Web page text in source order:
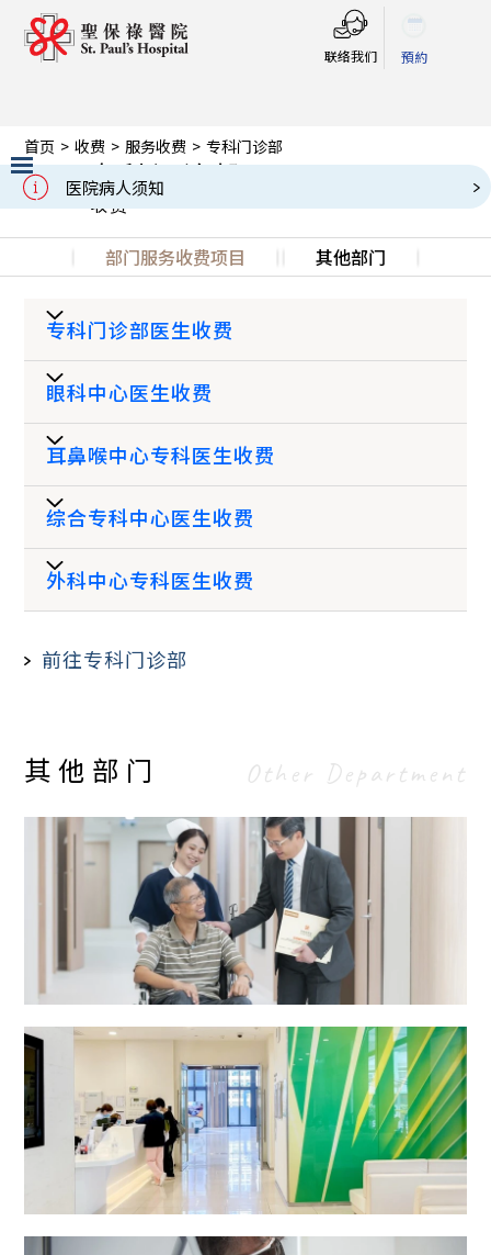
联络我们 預約
医院病人须知
Slide 2 of 3.
首页 > 收费 > 服务收费 > 专科门诊部
专科门诊部
收费
部门服务收费项目 其他部门
专科门诊部医生收费
(HK$)
上午8时至
晚上7时59
分
$280 $350
上午7时59
有关驻院医生资料，可参阅 “本院医生 ”部
如需指定之驻诊医生应诊，医生收费则以该指
定医生开诊时段为准。请参阅医生诊症时间
如欲查询有关客席专科医生时间及收费，烦请
与本中心职员联络。
于星期一至六晚上7时至早上8时前，星期日及
公众假期全日，非当值驻院专科医生回院应诊
之费用为一千元。
医生诊症费不包括检查、治疗、药物及医疗仪
器用品之费用，客人需额外支付所使用之以上
有关项目。
眼科中心医生收费
服务 收费 (HK$)
诊金*
$680
* 不包括药费
耳鼻喉中心专科医生收费
收费 (HK$)
驻院医生 $680
*客席医生
份。
医生诊症费不包括检查、治疗、药物及医疗仪
器用品之费用，客人需额外支付所使用之以上
有关项目。
综合专科中心医生收费
驻院医生
皮肤科
内分泌及糖尿病科 $800 起
脑神经科 $950 起
风湿病
备注︰
有关驻院医生资料，可参阅 “本院医生”部
份。
医生诊症费不包括检查、治疗、药物及医疗仪
器用品之费用，客人需额外支付所使用之以上
有关项目。
外科中心专科医生收费
荣誉顾问医生 $800 up
备注︰
有關駐院醫生資料，可參閱 “
本院醫生
醫生診症費不包括檢查、治療、藥物及醫療儀
器用品之費用，客人需額外支付所使用之以上
有關項目。
前往专科门诊部
其他部门 Other Department
放射治疗及肿瘤科中心
二十四小时门诊部 (普通科)